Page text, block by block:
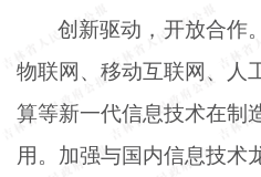
创新驱动，开放合作
物联网、移动互联网、人
算等新一代信息技术在制
用。加强与国内信息技术